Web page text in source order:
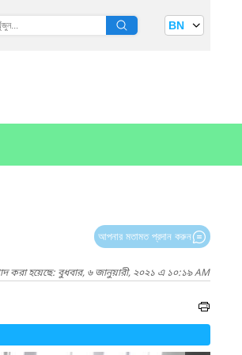
BN
আপনার মতামত প্রদান করুন
করা হয়েছে: বুধবার, ৬ জানুয়ারী, ২০২১ এ ১০:১৯ AM